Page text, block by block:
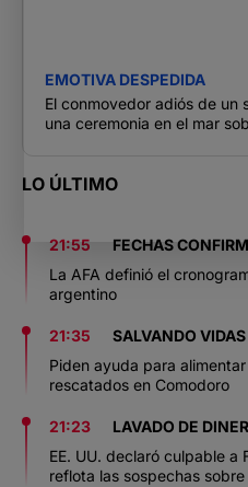
EMOTIVA DESPEDIDA
El conmovedor adiós de un
una ceremonia en el mar
LO ÚLTIMO
21:55
FECHAS
La AFA definió el
argentino
21:35
SALVANDO VIDAS
Piden ayuda para
rescatados en Comodoro
21:23
LAVADO DE
EE. UU. declaró culpable a
reflota las sospechas sobre